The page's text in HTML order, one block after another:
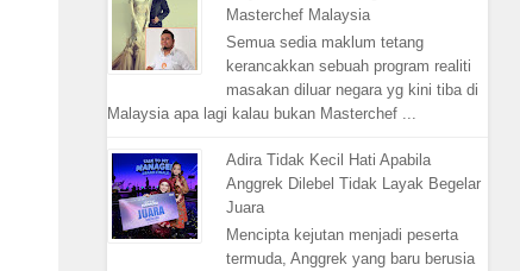
Masterchef Malaysia
Semua sedia maklum tetang
kerancakkan sebuah program realiti
masakan diluar negara yg kini tiba di
Malaysia apa lagi kalau bukan Masterchef ...
Adira Tidak Kecil Hati Apabila
Anggrek Dilebel Tidak Layak Begelar
Juara
Mencipta kejutan menjadi peserta
termuda, Anggrek yang baru berusia